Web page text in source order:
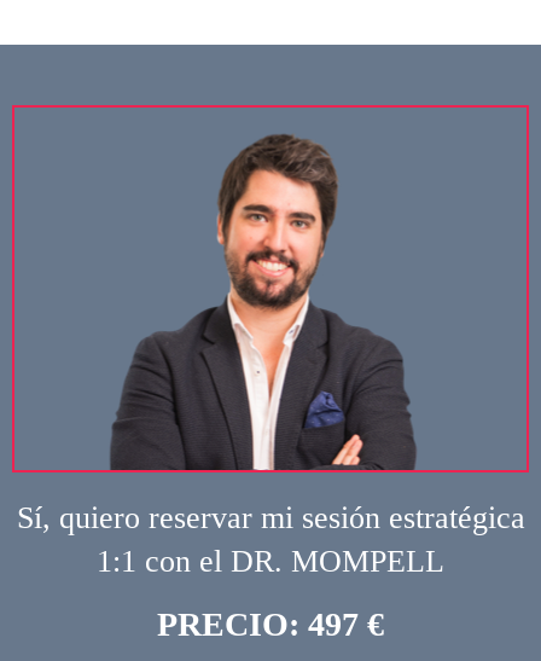
Sí, quiero reservar mi sesión estratégica
1:1 con el DR. MOMPELL
PRECIO: 497 €